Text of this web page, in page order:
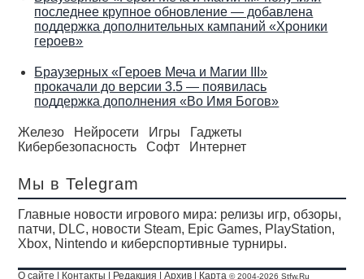
последнее крупное обновление — добавлена
поддержка дополнительных кампаний «Хроники
героев»
Браузерных «Героев Меча и Магии III»
прокачали до версии 3.5 — появилась
поддержка дополнения «Во Имя Богов»
Железо Нейросети Игры
Гаджеты
Кибербезопасность
Софт Интернет
Мы в Telegram
Главные новости игрового мира: релизы игр, обзоры,
патчи, DLC, новости Steam, Epic Games, PlayStation,
Xbox, Nintendo и киберспортивные турниры.
О сайте | Контакты | Редакция |Архив | Карта © 2004-2026 Stfw.Ru